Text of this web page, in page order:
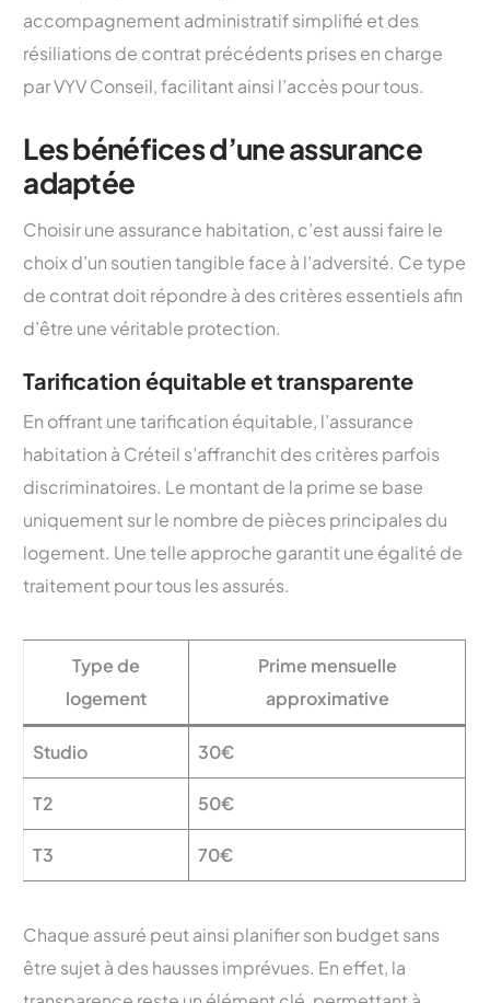
accompagnement administratif simplifié et des
résiliations de contrat précédents prises en charge
par VYV Conseil, facilitant ainsi l’accès pour tous.
Les bénéfices d’une assurance
adaptée
Choisir une assurance habitation, c’est aussi faire le
choix d’un soutien tangible face à l’adversité. Ce type
de contrat doit répondre à des critères essentiels afin
d’être une véritable protection.
Tarification équitable et transparente
En offrant une tarification équitable, l’assurance
habitation à Créteil s’affranchit des critères parfois
discriminatoires. Le montant de la prime se base
uniquement sur le nombre de pièces principales du
logement. Une telle approche garantit une égalité de
traitement pour tous les assurés.
Type de
logement
Prime mensuelle
approximative
Studio 30€
T2 50€
T3 70€
Chaque assuré peut ainsi planifier son budget sans
être sujet à des hausses imprévues. En effet, la